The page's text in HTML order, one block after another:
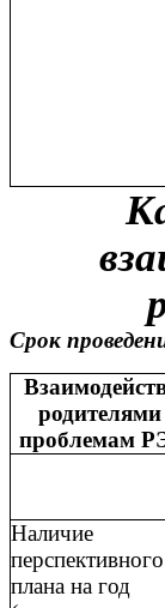
Срок
проблемам
Наличие
перспективного
плана на год